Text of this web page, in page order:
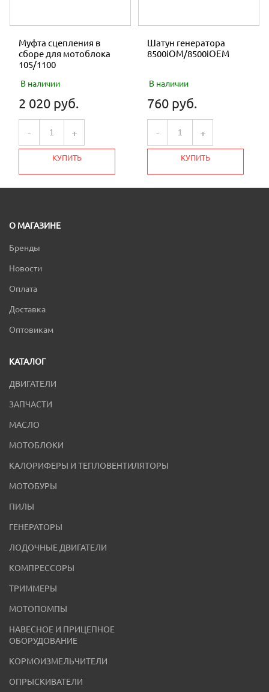
Муфта сцепления в
сборе для мотоблока
105/1100
В наличии
2 020 руб.
- +
КУПИТЬ
Шатун генератора
8500iOM/8500iOEM
В наличии
760 руб.
- +
КУПИТЬ
О МАГАЗИНЕ
Бренды
Новости
Оплата
Доставка
Оптовикам
КАТАЛОГ
ДВИГАТЕЛИ
ЗАПЧАСТИ
МАСЛО
МОТОБЛОКИ
КАЛОРИФЕРЫ И ТЕПЛОВЕНТИЛЯТОРЫ
МОТОБУРЫ
ПИЛЫ
ГЕНЕРАТОРЫ
ЛОДОЧНЫЕ ДВИГАТЕЛИ
КОМПРЕССОРЫ
ТРИММЕРЫ
МОТОПОМПЫ
НАВЕСНОЕ И ПРИЦЕПНОЕ
ОБОРУДОВАНИЕ
КОРМОИЗМЕЛЬЧИТЕЛИ
ОПРЫСКИВАТЕЛИ